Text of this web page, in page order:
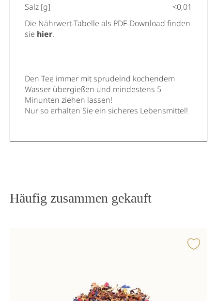
Salz [g]
<0,01
Die Nährwert-Tabelle als PDF-Download finden
sie hier.
Den Tee immer mit sprudelnd kochendem
Wasser übergießen und mindestens 5
Minunten ziehen lassen!
Nur so erhalten Sie ein sicheres Lebensmittel!
Häufig zusammen gekauft